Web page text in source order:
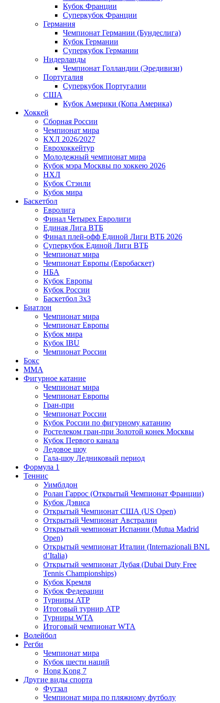
Кубок Франции
Суперкубок Франции
Германия
Чемпионат Германии (Бундеслига)
Кубок Германии
Суперкубок Германии
Нидерланды
Чемпионат Голландии (Эредивизи)
Португалия
Суперкубок Португалии
США
Кубок Америки (Копа Америка)
Хоккей
Сборная России
Чемпионат мира
КХЛ 2026/2027
Еврохоккейтур
Молодежный чемпионат мира
Кубок мэра Москвы по хоккею 2026
НХЛ
Кубок Стэнли
Кубок мира
Баскетбол
Евролига
Финал Четырех Евролиги
Единая Лига ВТБ
Финал плей-офф Единой Лиги ВТБ 2026
Суперкубок Единой Лиги ВТБ
Чемпионат мира
Чемпионат Европы (Евробаскет)
НБА
Кубок Европы
Кубок России
Баскетбол 3х3
Биатлон
Чемпионат мира
Чемпионат Европы
Кубок мира
Кубок IBU
Чемпионат России
Бокс
MMA
Фигурное катание
Чемпионат мира
Чемпионат Европы
Гран-при
Чемпионат России
Кубок России по фигурному катанию
Ростелеком гран-при Золотой конек Москвы
Кубок Первого канала
Ледовое шоу
Гала-шоу Ледниковый период
Формула 1
Теннис
Уимблдон
Ролан Гаррос (Открытый Чемпионат Франции)
Кубок Дэвиса
Открытый Чемпионат США (US Open)
Открытый Чемпионат Австралии
Открытый чемпионат Испании (Mutua Madrid
Open)
Открытый чемпионат Италии (Internazionali BNL
d’Italia)
Открытый чемпионат Дубая (Dubai Duty Free
Tennis Championships)
Кубок Кремля
Кубок Федерации
Турниры ATP
Итоговый турнир ATP
Турниры WTA
Итоговый чемпионат WTA
Волейбол
Регби
Чемпионат мира
Кубок шести наций
Hong Kong 7
Другие виды спорта
Футзал
Чемпионат мира по пляжному футболу